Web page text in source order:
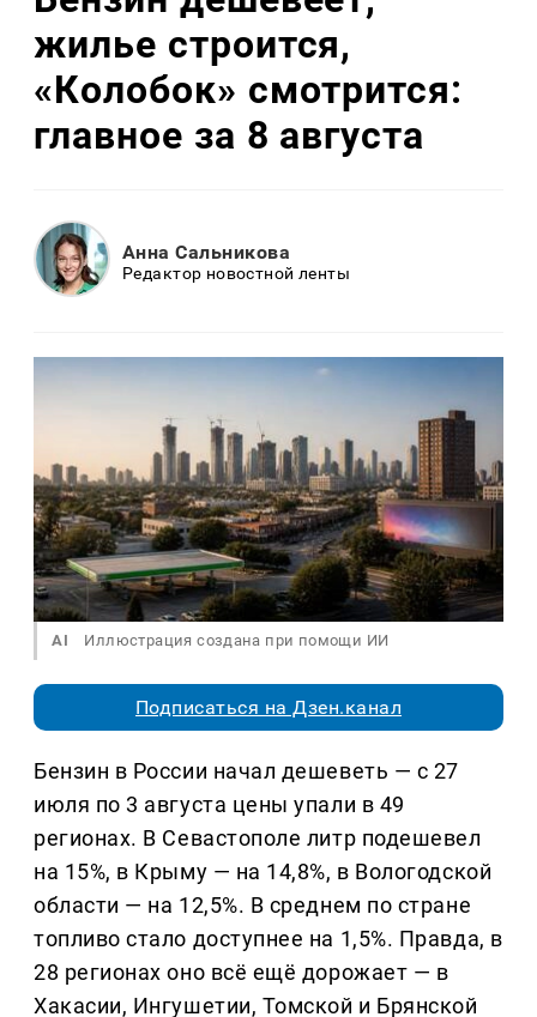
жилье строится,
«Колобок» смотрится:
главное за 8 августа
Анна Сальникова
Редактор новостной ленты
AI Иллюстрация создана при помощи ИИ
Подписаться на Дзен.канал
Бензин в России начал дешеветь — с 27
июля по 3 августа цены упали в 49
регионах. В Севастополе литр подешевел
на 15%, в Крыму — на 14,8%, в Вологодской
области — на 12,5%. В среднем по стране
топливо стало доступнее на 1,5%. Правда, в
28 регионах оно всё ещё дорожает — в
Хакасии, Ингушетии, Томской и Брянской